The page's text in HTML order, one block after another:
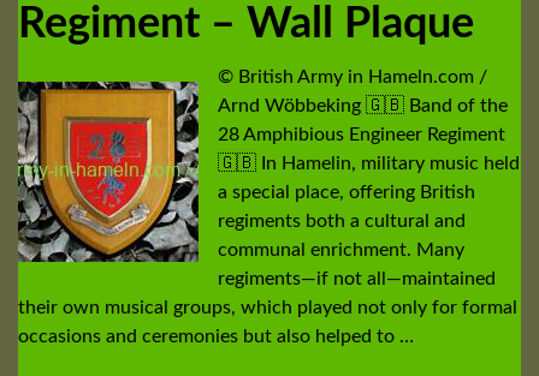
Regiment – Wall Plaque
© British Army in Hameln.com /
Arnd Wöbbeking 🇬🇧 Band of the
28 Amphibious Engineer Regiment
🇬🇧 In Hamelin, military music held
a special place, offering British
regiments both a cultural and
communal enrichment. Many
regiments—if not all—maintained
their own musical groups, which played not only for formal
occasions and ceremonies but also helped to …